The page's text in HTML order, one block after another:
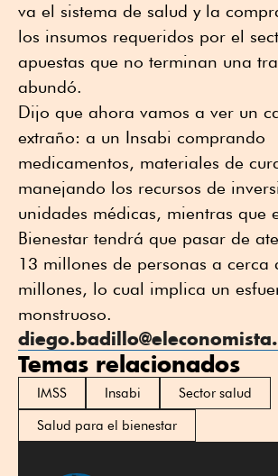
va el sistema de salud y la
los insumos requeridos por el
apuestas que no terminan una
abundó.
Dijo que ahora vamos a ver un
extraño: a un Insabi comprando
medicamentos, materiales de
manejando los recursos de
unidades médicas, mientras que
Bienestar tendrá que pasar de
13 millones de personas a cerca
millones, lo cual implica un
monstruoso.
Temas relacionados
IMSS Insabi
Sector salud
Salud para el bienestar